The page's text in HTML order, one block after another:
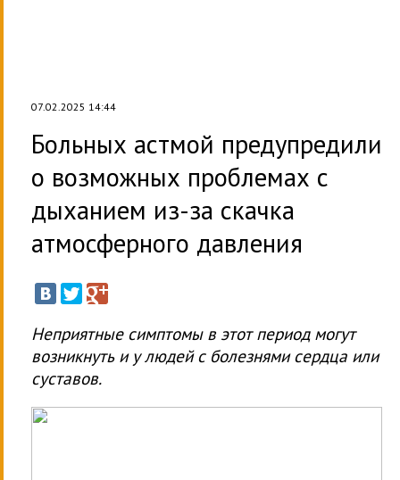
07.02.2025 14:44
Больных астмой предупредили
о возможных проблемах с
дыханием из-за скачка
атмосферного давления
Неприятные симптомы в этот период могут
возникнуть и у людей с болезнями сердца или
суставов.